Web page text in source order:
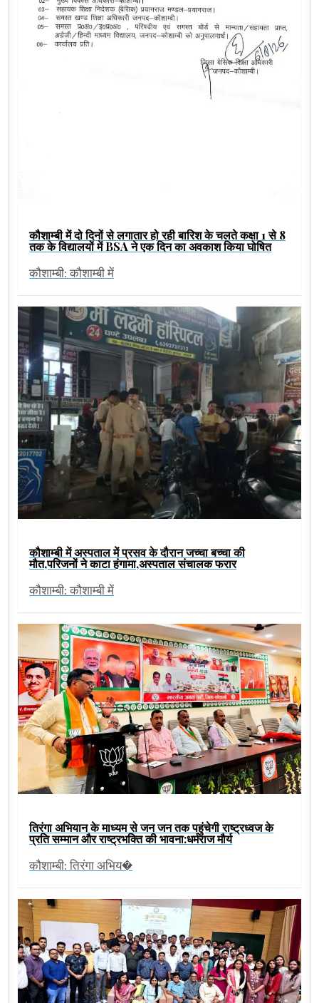
कौशाम्बी में दो दिनों से लगातार हो रही बारिश के चलते कक्षा 1 से 8
तक के विद्यालयों में BSA ने एक दिन का अवकाश किया घोषित
कौशाम्बी: कौशाम्बी में
कौशाम्बी में अस्पताल में प्रसव के दौरान जच्चा बच्चा की
मौत,परिजनों ने काटा हंगामा,अस्पताल संचालक फरार
कौशाम्बी: कौशाम्बी में
तिरंगा अभियान के माध्यम से जन जन तक पहुंचेगी राष्ट्रध्वज के
प्रति सम्मान और राष्ट्रभक्ति की भावना:धर्मराज मौर्य
कौशाम्बी: तिरंगा अभिय�